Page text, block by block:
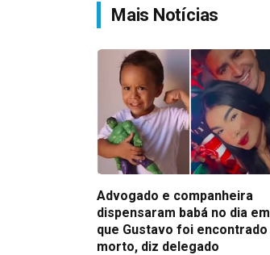
Mais Notícias
Advogado e companheira
dispensaram babá no dia em
que Gustavo foi encontrado
morto, diz delegado